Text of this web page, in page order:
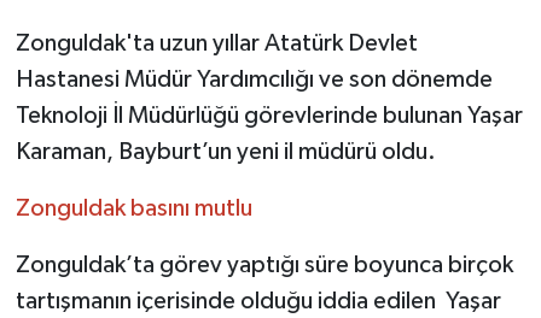
Zonguldak'ta uzun yıllar Atatürk Devlet
Hastanesi Müdür Yardımcılığı ve son dönemde
Teknoloji İl Müdürlüğü görevlerinde bulunan Yaşar
Karaman, Bayburt’un yeni il müdürü oldu.
Zonguldak basını mutlu
Zonguldak’ta görev yaptığı süre boyunca birçok
tartışmanın içerisinde olduğu iddia edilen Yaşar